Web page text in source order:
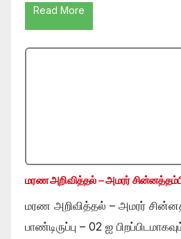
Read More
மரண அறிவித்தல் – அமரர்
மரண அறிவித்தல் – அமரர்
பாண்டிருப்பு – 02 ஐ